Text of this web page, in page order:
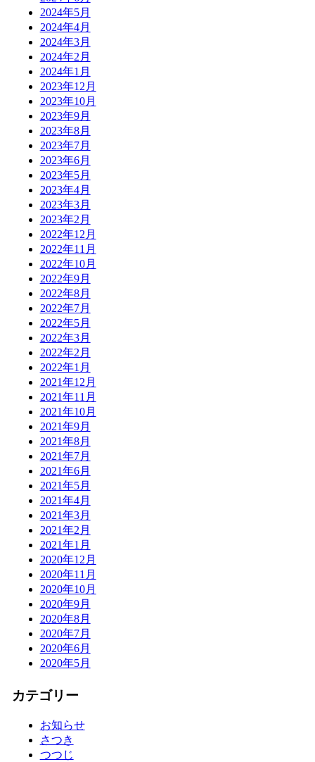
2024年5月
2024年4月
2024年3月
2024年2月
2024年1月
2023年12月
2023年10月
2023年9月
2023年8月
2023年7月
2023年6月
2023年5月
2023年4月
2023年3月
2023年2月
2022年12月
2022年11月
2022年10月
2022年9月
2022年8月
2022年7月
2022年5月
2022年3月
2022年2月
2022年1月
2021年12月
2021年11月
2021年10月
2021年9月
2021年8月
2021年7月
2021年6月
2021年5月
2021年4月
2021年3月
2021年2月
2021年1月
2020年12月
2020年11月
2020年10月
2020年9月
2020年8月
2020年7月
2020年6月
2020年5月
カテゴリー
お知らせ
さつき
つつじ